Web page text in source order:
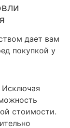
дает вам
покупкой у
Исключая
стоимости.